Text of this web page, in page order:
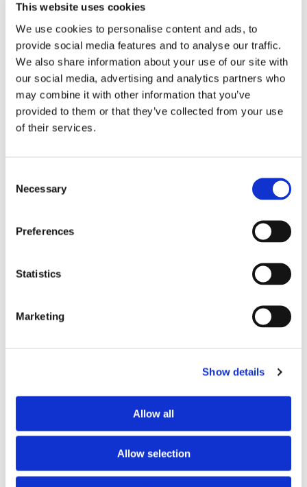
This website uses cookies
We use cookies to personalise content and ads, to
provide social media features and to analyse our traffic.
We also share information about your use of our site with
our social media, advertising and analytics partners who
may combine it with other information that you’ve
provided to them or that they’ve collected from your use
of their services.
Selection
Necessary
Preferences
Statistics
Marketing
Show details
Allow all
Allow selection
Recherche T3 deux
chambres – Daumesnil
Paris 12e
Paris 12e Daumesnil
Catégorie
Appartement
Recherche T3 deux
chambres – Madeleine Paris
8e
Paris 8e Madeleine
Catégorie
Demande